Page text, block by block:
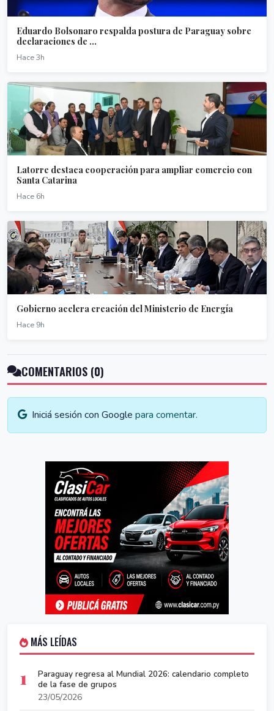
Eduardo Bolsonaro respalda postura de Paraguay sobre
declaraciones de ...
Hace 3h
Latorre destaca cooperación para ampliar comercio con
Santa Catarina
Hace 6h
Gobierno acelera creación del Ministerio de Energía
Hace 9h
COMENTARIOS (0)
Iniciá sesión con Google para comentar.
MÁS LEÍDAS
1
Paraguay regresa al Mundial 2026: calendario completo
de la fase de grupos
23/05/2026